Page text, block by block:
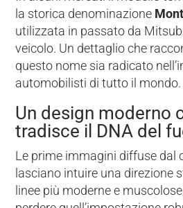
la storica denominazione
utilizzata in passato da
veicolo. Un dettaglio che
questo nome sia radicato
automobilisti di tutto il mondo.
Un design moderno
tradisce il DNA del
Le prime immagini diffuse dal
lasciano intuire una direzione
linee più moderne e